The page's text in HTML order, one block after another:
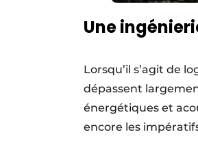
Une
Lorsqu’il s’agit de
dépassent
énergétiques et
encore les